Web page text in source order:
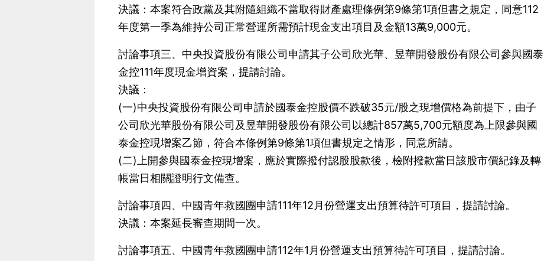
決議：本案符合政黨及其附隨組織不當取得財產處理條例第9條第1項但書之規定，同意112
年度第一季為維持公司正常營運所需預計現金支出項目及金額13萬9,000元。
討論事項三、中央投資股份有限公司申請其子公司欣光華、昱華開發股份有限公司參與國泰
金控111年度現金增資案，提請討論。
決議：
(一)中央投資股份有限公司申請於國泰金控股價不跌破35元/股之現增價格為前提下，由子
公司欣光華股份有限公司及昱華開發股份有限公司以總計857萬5,700元額度為上限參與國
泰金控現增案乙節，符合本條例第9條第1項但書規定之情形，同意所請。
(二)上開參與國泰金控現增案，應於實際撥付認股股款後，檢附撥款當日該股市價紀錄及轉
帳當日相關證明行文備查。
討論事項四、中國青年救國團申請111年12月份營運支出預算待許可項目，提請討論。
決議：本案延長審查期間一次。
討論事項五、中國青年救國團申請112年1月份營運支出預算待許可項目，提請討論。